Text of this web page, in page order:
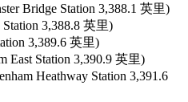
Bridge Station 3,388.1 英里)
3,388.8 英里)
3,389.6 英里)
East Station 3,390.9 英里)
Heathway Station 3,391.6